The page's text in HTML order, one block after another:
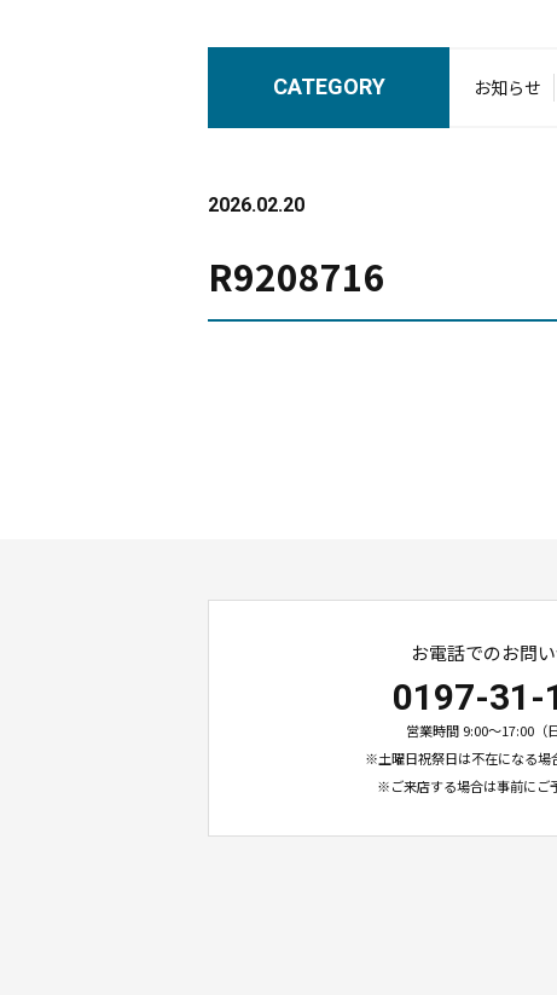
CATEGORY お知らせ
2026.02.20
R9208716
お電話でのお問
0197-31-
営業時間 9:00〜17:00（
※土曜日祝祭日は不在になる場
※ご来店する場合は事前にご